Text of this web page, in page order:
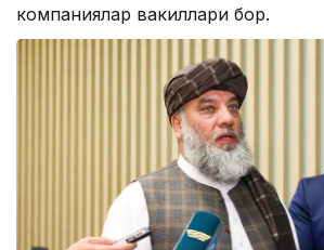
компаниялар вакиллари бор.